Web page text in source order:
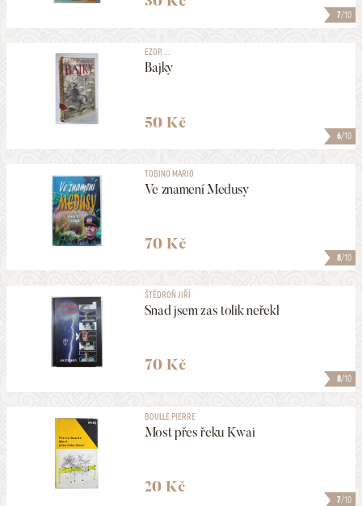
7/10
6/10
EZOP, ...
Bajky
50 Kč
8/10
TOBINO MARIO
Ve znamení Medusy
70 Kč
8/10
ŠTĚDROŇ JIŘÍ
Snad jsem zas tolik neřekl
70 Kč
7/10
BOULLE PIERRE
Most přes řeku Kwai
20 Kč